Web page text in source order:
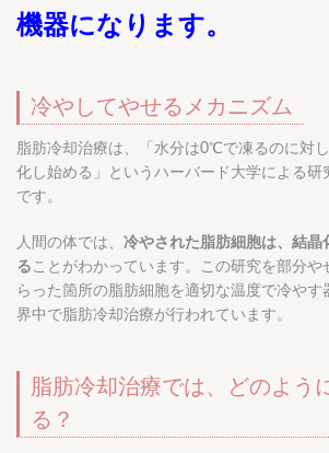
機器になります。
冷やしてやせるメカニズム
脂肪冷却治療は、「水分は0℃で凍るのに対
化し始める」というハーバード大学による研
です。
人間の体では、 冷やされた脂肪細胞は、結晶
る ことがわかっています。この研究を部分や
らった箇所の脂肪細胞を適切な温度で冷やす
界中で脂肪冷却治療が行われています。
脂肪冷却治療では、どのよう
る？